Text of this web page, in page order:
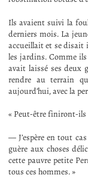
Ils avaient suivi la
derniers mois. La
accueillait et se disait
les jardins. Comme
avait laissé ses deux
rendre au terrain
aujourd’hui, avec la
« Peut-être finiront-ils
— J’espère en tout
guère aux choses
cette pauvre petite
tous ces hommes. »